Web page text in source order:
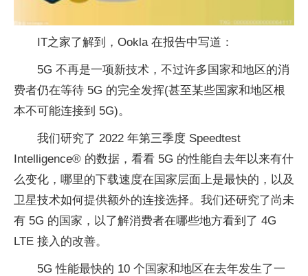
IT之家了解到，Ookla 在报告中写道：
5G 不再是一项新技术，不过许多国家和地区的消
费者仍在等待 5G 的完全发挥(甚至某些国家和地区根
本不可能连接到 5G)。
我们研究了 2022 年第三季度 Speedtest
Intelligence® 的数据，看看 5G 的性能自去年以来有什
么变化，哪里的下载速度在国家层面上是最快的，以及
卫星技术如何提供额外的连接选择。我们还研究了尚未
有 5G 的国家，以了解消费者在哪些地方看到了 4G
LTE 接入的改善。
5G 性能最快的 10 个国家和地区在去年发生了一